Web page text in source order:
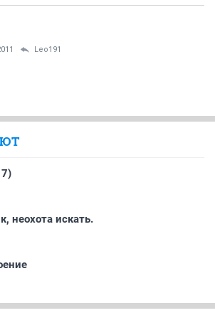
Leo191
неохота искать.